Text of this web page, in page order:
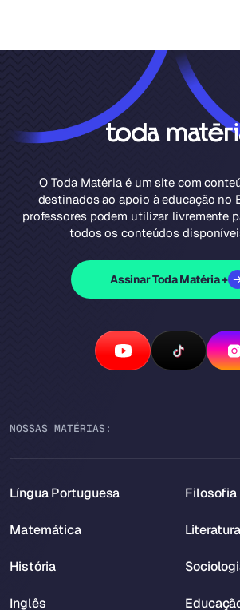
O Toda Matéria é um site com
destinados ao apoio à educação no
professores podem utilizar livremente
todos os conteúdos
Assinar Toda Matéria +
NOSSAS MATÉRIAS:
Língua Portuguesa
Matemática
História
Inglês
Filosofia
Literatura